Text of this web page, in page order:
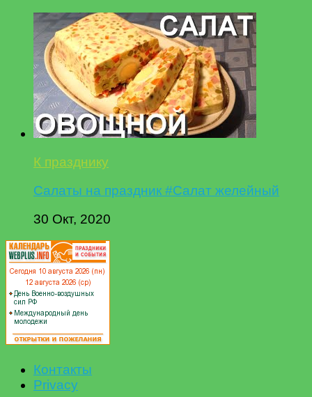
К празднику
Салаты на праздник #Салат желейный
30 Окт, 2020
Контакты
Privacy